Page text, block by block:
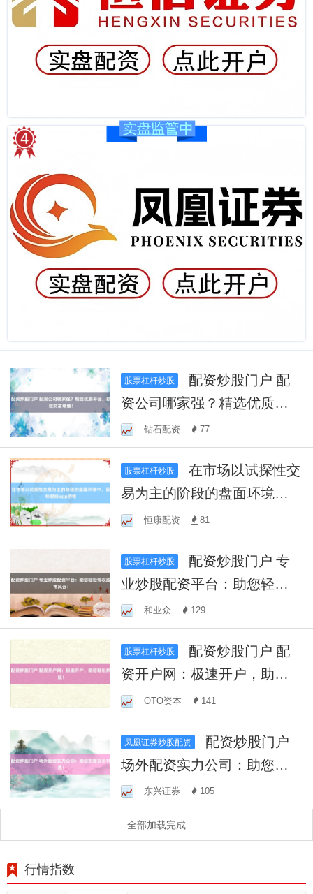
股票杠杆炒股
资公司哪家强？精选优质平
台，助您财富增值！
钻石配资 77
股票杠杆炒股
在市场以试探性交
易为主的阶段的盘面环境
中，百味财经app的情
恒康配资 81
股票杠杆炒股
业炒股配资平台：助您轻松
驾驭股市风云！
和业众 129
股票杠杆炒股
资开户网：极速开户，助您
轻松炒股！
OTO资本 141
凤凰证券炒股配资
场外配资实力公司：助您把
握投资机遇！
东兴证券 105
全部加载完成
行情指数